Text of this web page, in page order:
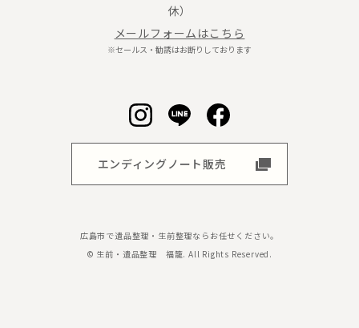
休）
メールフォームはこちら
※セールス・勧誘はお断りしております
エンディングノート販売
広島市で遺品整理・生前整理ならお任せください。
© 生前・遺品整理 福籠. All Rights Reserved.